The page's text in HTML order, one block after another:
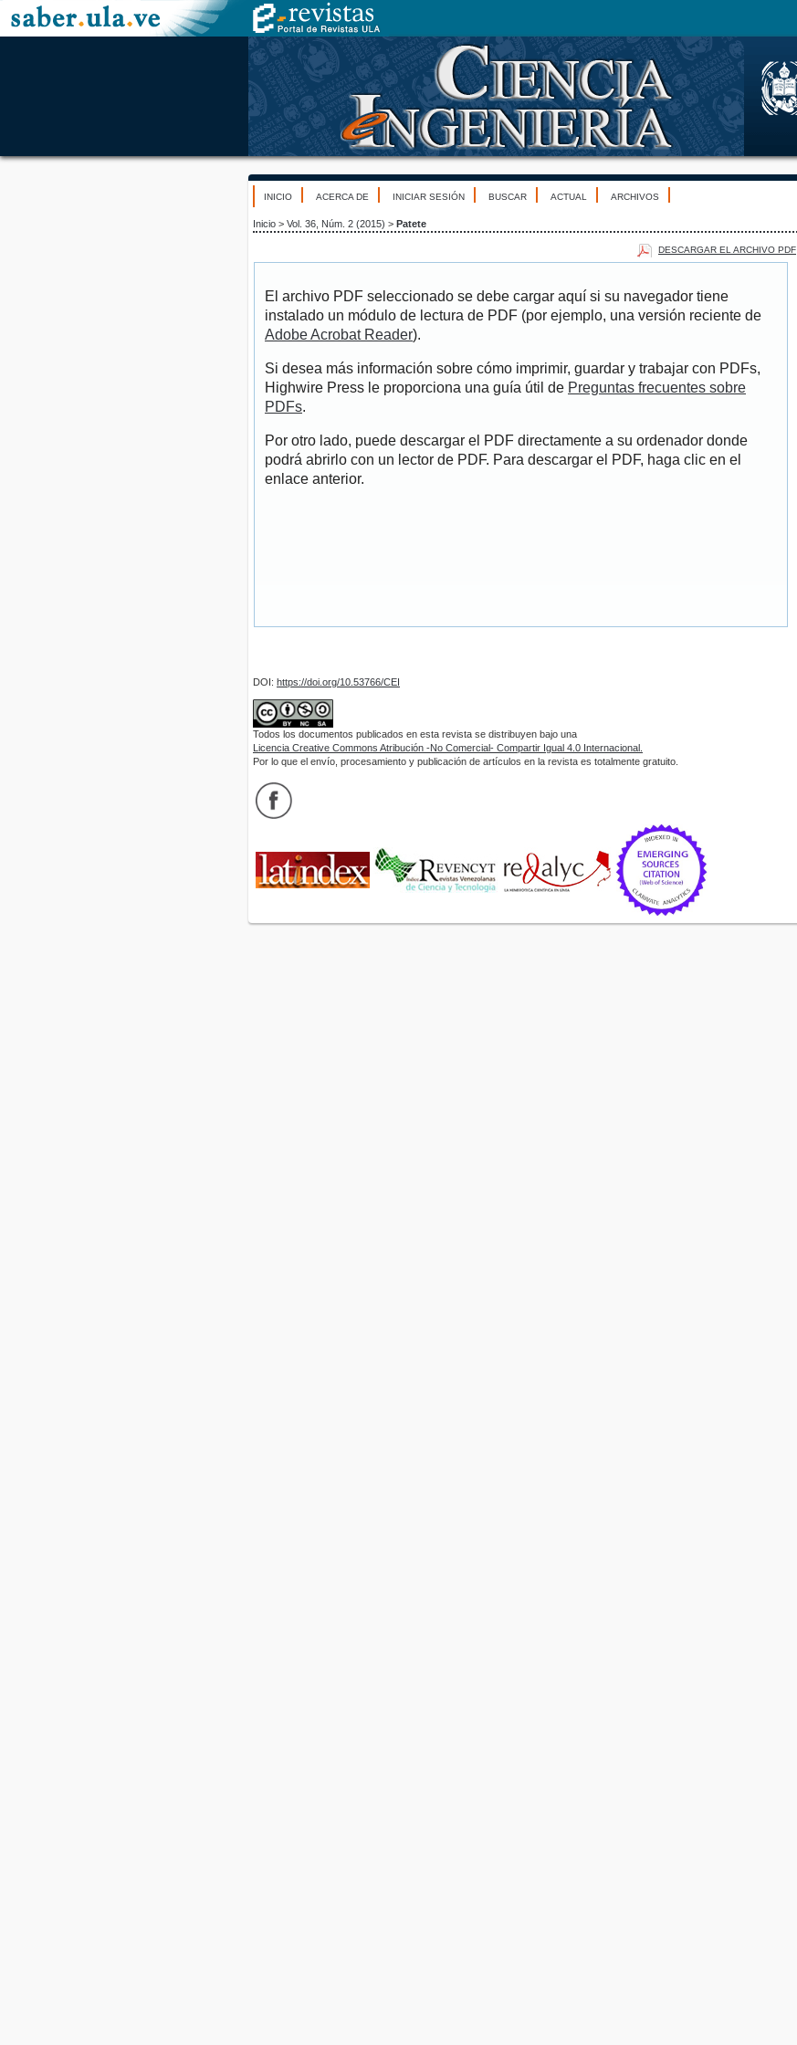
INICIO ACERCA DE INICIAR SESIÓN BUSCAR ACTUAL ARCHIVOS
Inicio > Vol. 36, Núm. 2 (2015) > Patete
DESCARGAR EL ARCHIVO PDF
El archivo PDF seleccionado se debe cargar aquí si su navegador tiene
instalado un módulo de lectura de PDF (por ejemplo, una versión reciente de
Adobe Acrobat Reader).
Si desea más información sobre cómo imprimir, guardar y trabajar con PDFs,
Highwire Press le proporciona una guía útil de Preguntas frecuentes sobre
PDFs.
Por otro lado, puede descargar el PDF directamente a su ordenador donde
podrá abrirlo con un lector de PDF. Para descargar el PDF, haga clic en el
enlace anterior.
DOI: https://doi.org/10.53766/CEI
Todos los documentos publicados en esta revista se distribuyen bajo una
Licencia Creative Commons Atribución -No Comercial- Compartir Igual 4.0 Internacional.
Por lo que el envío, procesamiento y publicación de artículos en la revista es totalmente gratuito.